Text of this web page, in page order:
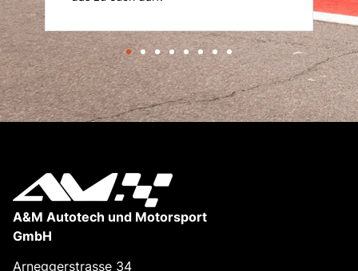
A&M Autotech und Motorsport
GmbH
Arneggerstrasse 34